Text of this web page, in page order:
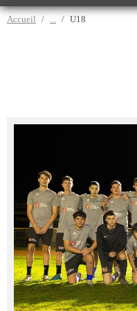
Accueil U18